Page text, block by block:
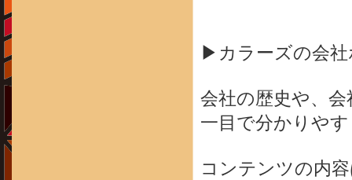
▶カラーズの会
会社の歴史や、
一目で分かりや
コンテンツの内